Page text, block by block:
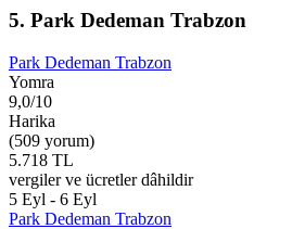
5. Park Dedeman Trabzon
Park Dedeman Trabzon
Yomra
9,0/10
Harika
(509 yorum)
5.718 TL
vergiler ve ücretler dâhildir
5 Eyl - 6 Eyl
Park Dedeman Trabzon